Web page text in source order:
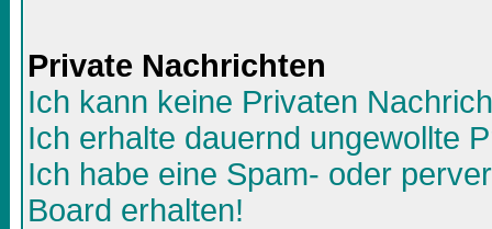
Private Nachrichten
Ich kann keine Privaten
Ich erhalte dauernd ungewollte
Ich habe eine Spam- oder
Board erhalten!